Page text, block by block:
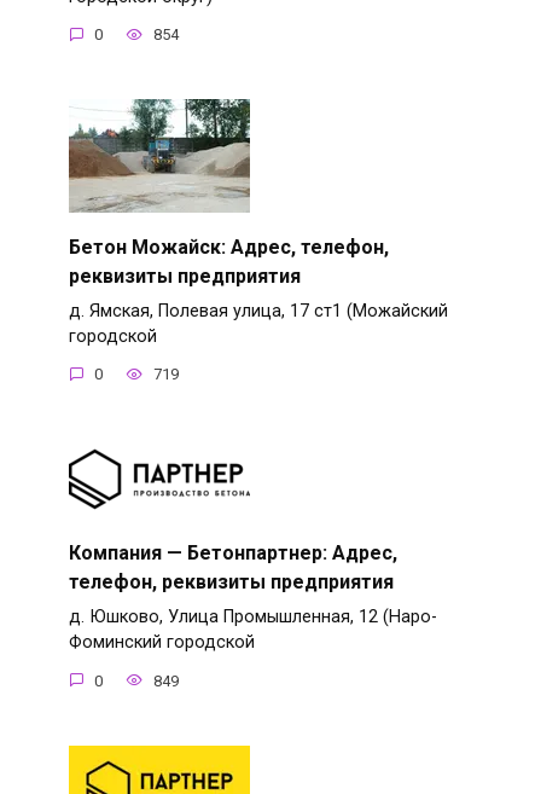
0 854
Бетон Можайск: Адрес, телефон,
реквизиты предприятия
д. Ямская, Полевая улица, 17 ст1 (Можайский
городской
0 719
Компания — Бетонпартнер: Адрес,
телефон, реквизиты предприятия
д. Юшково, Улица Промышленная, 12 (Наро-
Фоминский городской
0 849